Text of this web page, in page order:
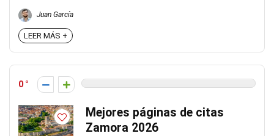
Juan García
LEER MÁS +
0
Mejores páginas de citas
Zamora 2026